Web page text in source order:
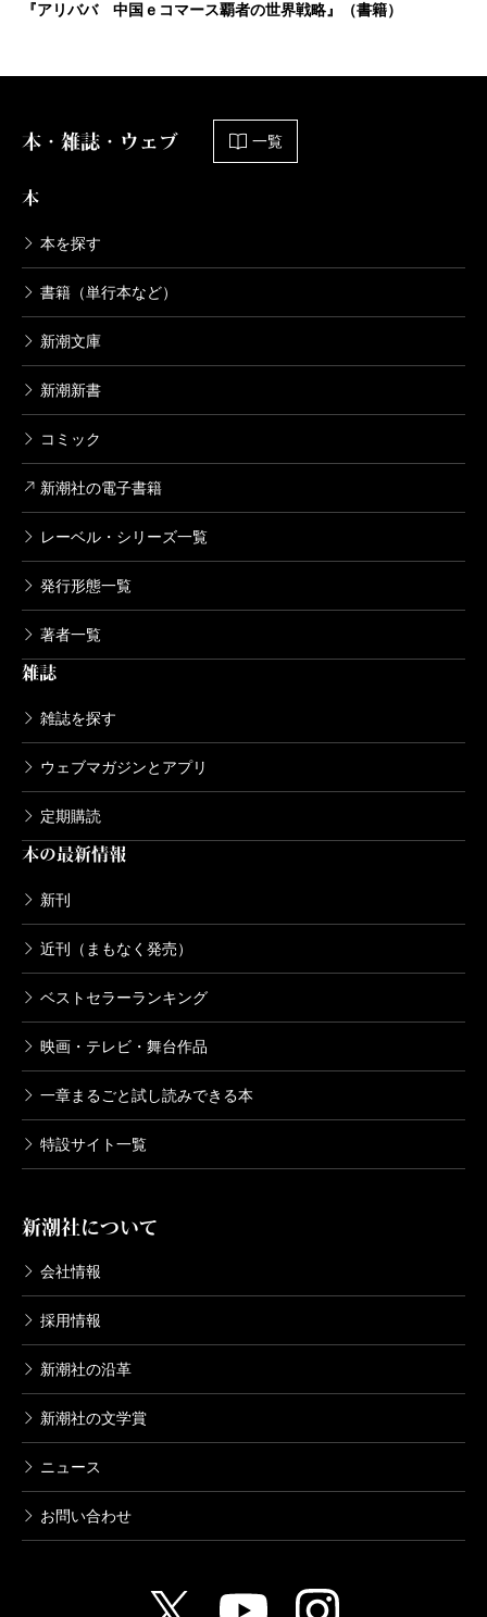
『アリババ 中国ｅコマース覇者の世界戦略』（書籍）
本・雑誌・ウェブ 一覧
本
本を探す
書籍（単行本など）
新潮文庫
新潮新書
コミック
新潮社の電子書籍
レーベル・シリーズ一覧
発行形態一覧
著者一覧
雑誌
雑誌を探す
ウェブマガジンとアプリ
定期購読
本の最新情報
新刊
近刊（まもなく発売）
ベストセラーランキング
映画・テレビ・舞台作品
一章まるごと試し読みできる本
特設サイト一覧
新潮社について
会社情報
採用情報
新潮社の沿革
新潮社の文学賞
ニュース
お問い合わせ